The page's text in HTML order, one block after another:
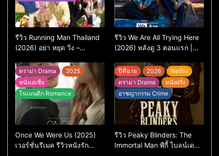
รีวิว Running Man Thailand
(2026) อย่า หยุด วิ่ง –
ต้นฉบับเกาหลี
รีวิว We Are All Trying Here
(2026) หลังดู 3 ตอนแรก |
แต่ยังไปไม่ถึงไหน
ดราม่า Drama
2025
หนังเอเชีย
โรแมนติก Romance
Once We Were Us (2025)
เวอร์ชั่นรีเมค รีวิวหนังรัก
ปีที่ฉาย 2026
Netflix
ดราม่า Drama
หนังฝรั่ง
อาชญากรรม Crime
รีวิว Peaky Blinders: The
Immortal Man พีกี้ ไบลน์เด